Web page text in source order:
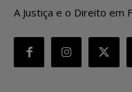
A Justiça e o Direito em